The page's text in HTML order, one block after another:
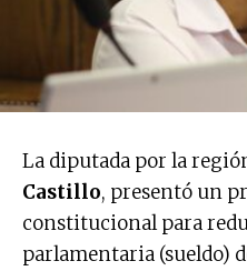
La diputada por la
Castillo, presentó un
constitucional para
parlamentaria (sueldo)